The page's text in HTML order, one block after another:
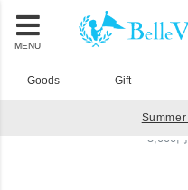
MENU
Goods Gift
Summer
5,000